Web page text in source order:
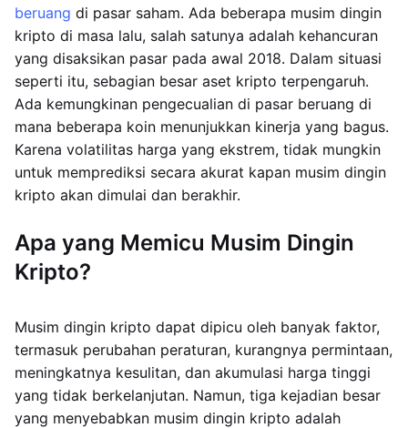
beruang di pasar saham. Ada beberapa musim dingin
kripto di masa lalu, salah satunya adalah kehancuran
yang disaksikan pasar pada awal 2018. Dalam situasi
seperti itu, sebagian besar aset kripto terpengaruh.
Ada kemungkinan pengecualian di pasar beruang di
mana beberapa koin menunjukkan kinerja yang bagus.
Karena volatilitas harga yang ekstrem, tidak mungkin
untuk memprediksi secara akurat kapan musim dingin
kripto akan dimulai dan berakhir.
Apa yang Memicu Musim Dingin
Kripto?
Musim dingin kripto dapat dipicu oleh banyak faktor,
termasuk perubahan peraturan, kurangnya permintaan,
meningkatnya kesulitan, dan akumulasi harga tinggi
yang tidak berkelanjutan. Namun, tiga kejadian besar
yang menyebabkan musim dingin kripto adalah